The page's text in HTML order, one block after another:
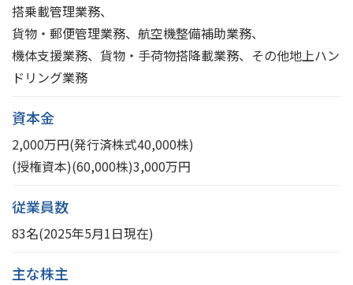
搭乗載管理業務、
貨物・郵便管理業務、航空機整備補助業務、
機体支援業務、貨物・手荷物搭降載業務、その他地上ハン
ドリング業務
資本金
2,000万円(発行済株式40,000株)
(授権資本)(60,000株)3,000万円
従業員数
83名(2025年5月1日現在)
主な株主